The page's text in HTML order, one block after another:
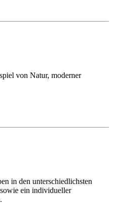
von Natur, moderner
in den unterschiedlichsten
ein individueller